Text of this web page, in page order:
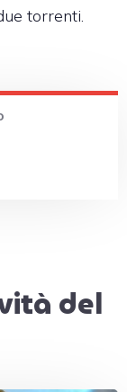
torrenti.
del